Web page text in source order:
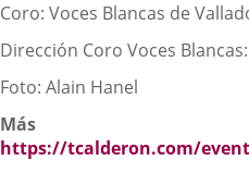
Coro: Voces Blancas de
Dirección Coro Voces
Foto: Alain Hanel
Más
https://tcalderon.com/